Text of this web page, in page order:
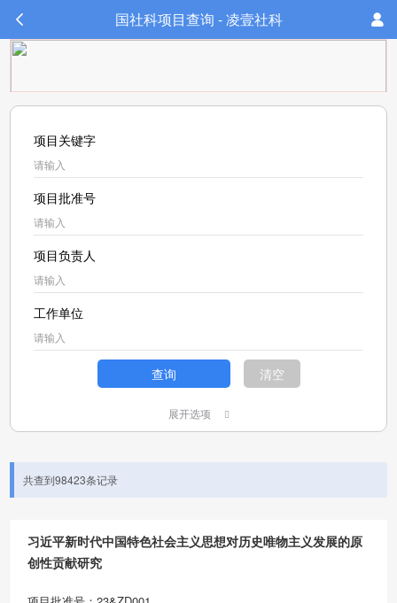
国社科项目查询 - 凌壹社科
项目关键字
项目批准号
项目负责人
工作单位
查询 清空
展开选项
共查到98423条记录
习近平新时代中国特色社会主义思想对历史唯物主义发展的原
创性贡献研究